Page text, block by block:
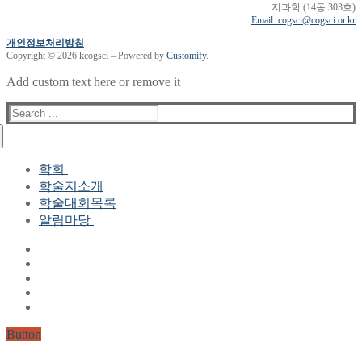
지과학 (14동 303호)
Email. cogsci@cogsci.or.kr
개인정보처리방침
Copyright © 2026 kcogsci – Powered by Customify.
Add custom text here or remove it
Search
for:
학회
학회장 인사말
현 임원진
역대 임원진
학술지소개
학술대회목록
알림마당
Button